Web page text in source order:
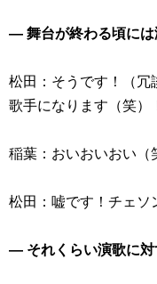
― 舞台が終わる頃には
松田：そうです！（冗
歌手になります（笑）
稲葉：おいおいおい（
松田：嘘です！チェソ
― それくらい演歌に対